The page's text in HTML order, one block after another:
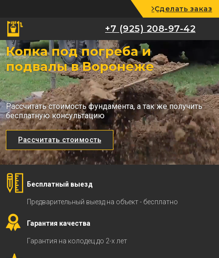
+7 (925) 208-97-42
Сделать заказ
+7 (925) 208-97-42
Копка под погреба и
подвалы в Воронеже
Рассчитать стоимость фундамента, а так же получить
бесплатную консультацию
Рассчитать стоимость
Бесплатный выезд
Предварительный выезд на объект - бесплатно
Гарантия качества
Гарантия на колодец до 2-х лет